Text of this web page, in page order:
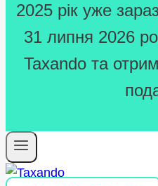
2025 рік уже
31 липня 2026
Taxando та